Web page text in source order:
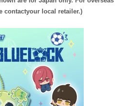
contactyour local retailer.)